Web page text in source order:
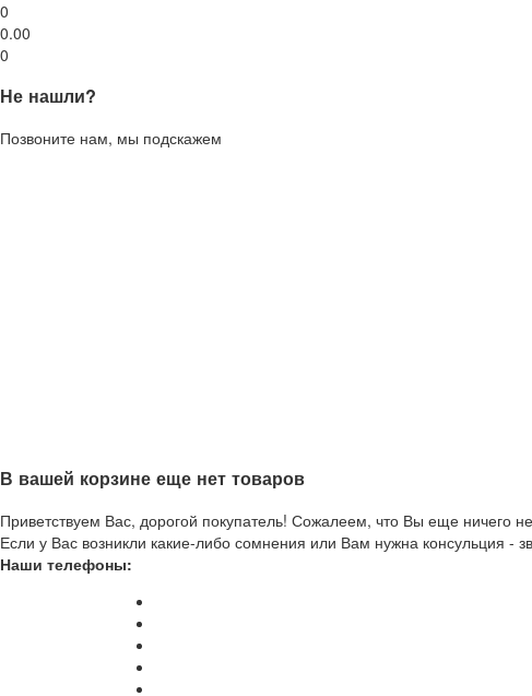
0
0.00
0
Не нашли?
Позвоните нам, мы подскажем
В вашей корзине еще нет товаров
Приветствуем Вас, дорогой покупатель! Сожалеем, что Вы еще ничего
Если у Вас возникли какие-либо сомнения или Вам нужна консульция
Наши телефоны: